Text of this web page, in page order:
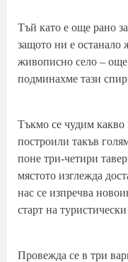
Тъй като е още рано
защото ни е останало
живописно село – още
подминахме тази
Тъкмо се чудим какво
построили такъв
поне три-четири
мястото изглежда
нас се изпречва
старт на
Провежда се в три